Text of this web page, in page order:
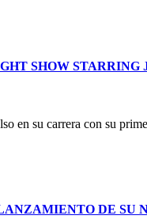
SHOW
en su carrera con su
DE SU